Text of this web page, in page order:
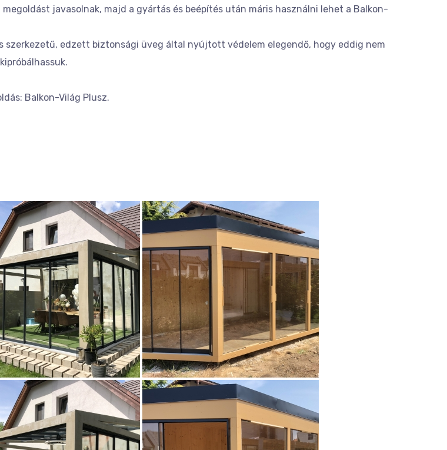
javasolnak, majd a gyártás és beépítés után máris használni lehet a Balkon-
szerkezetű, edzett biztonsági üveg által nyújtott védelem elegendő, hogy eddig nem
Balkon-Világ Plusz.